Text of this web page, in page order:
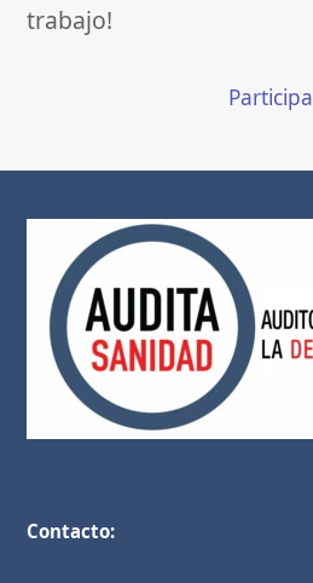
trabajo!
Participa
Contacto: